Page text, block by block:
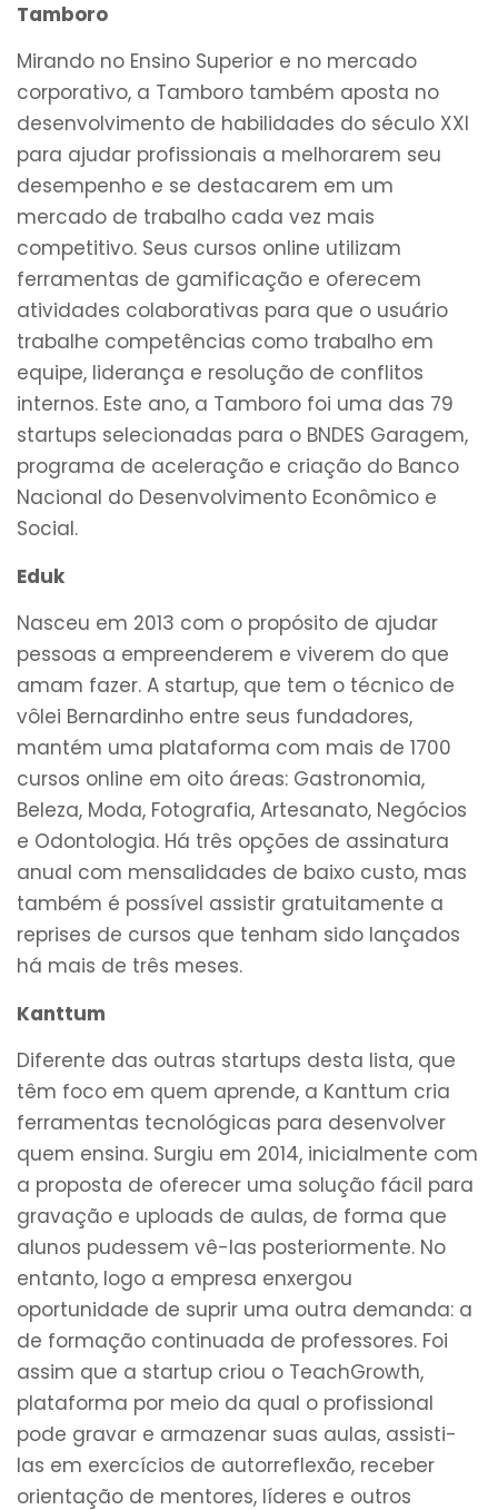
Tamboro
Mirando no Ensino Superior e no mercado
corporativo, a Tamboro também aposta no
desenvolvimento de habilidades do século XXI
para ajudar profissionais a melhorarem seu
desempenho e se destacarem em um
mercado de trabalho cada vez mais
competitivo. Seus cursos online utilizam
ferramentas de gamificação e oferecem
atividades colaborativas para que o usuário
trabalhe competências como trabalho em
equipe, liderança e resolução de conflitos
internos. Este ano, a Tamboro foi uma das 79
startups selecionadas para o BNDES Garagem,
programa de aceleração e criação do Banco
Nacional do Desenvolvimento Econômico e
Social.
Eduk
Nasceu em 2013 com o propósito de ajudar
pessoas a empreenderem e viverem do que
amam fazer. A startup, que tem o técnico de
vôlei Bernardinho entre seus fundadores,
mantém uma plataforma com mais de 1700
cursos online em oito áreas: Gastronomia,
Beleza, Moda, Fotografia, Artesanato, Negócios
e Odontologia. Há três opções de assinatura
anual com mensalidades de baixo custo, mas
também é possível assistir gratuitamente a
reprises de cursos que tenham sido lançados
há mais de três meses.
Kanttum
Diferente das outras startups desta lista, que
têm foco em quem aprende, a Kanttum cria
ferramentas tecnológicas para desenvolver
quem ensina. Surgiu em 2014, inicialmente com
a proposta de oferecer uma solução fácil para
gravação e uploads de aulas, de forma que
alunos pudessem vê-las posteriormente. No
entanto, logo a empresa enxergou
oportunidade de suprir uma outra demanda: a
de formação continuada de professores. Foi
assim que a startup criou o TeachGrowth,
plataforma por meio da qual o profissional
pode gravar e armazenar suas aulas, assisti-
las em exercícios de autorreflexão, receber
orientação de mentores, líderes e outros